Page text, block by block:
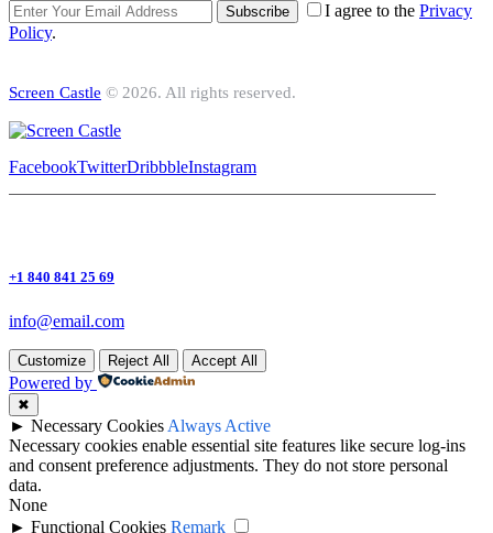
Subscribe I agree to the Privacy
Policy.
Screen Castle © 2026. All rights reserved.
FacebookTwitterDribbbleInstagram
+1 840 841 25 69
info@email.com
Customize Reject All Accept All
Powered by
✖
► Necessary Cookies Always Active
Necessary cookies enable essential site features like secure log-ins
and consent preference adjustments. They do not store personal
data.
None
► Functional Cookies Remark